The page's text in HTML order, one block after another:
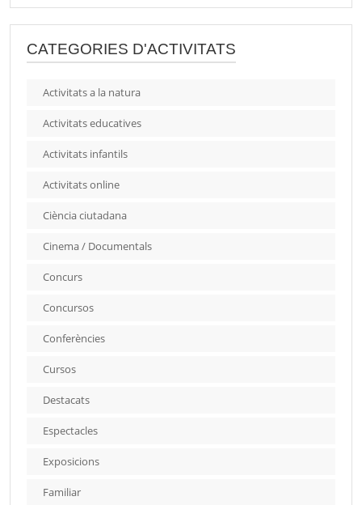
CATEGORIES D'ACTIVITATS
Activitats a la natura
Activitats educatives
Activitats infantils
Activitats online
Ciència ciutadana
Cinema / Documentals
Concurs
Concursos
Conferències
Cursos
Destacats
Espectacles
Exposicions
Familiar